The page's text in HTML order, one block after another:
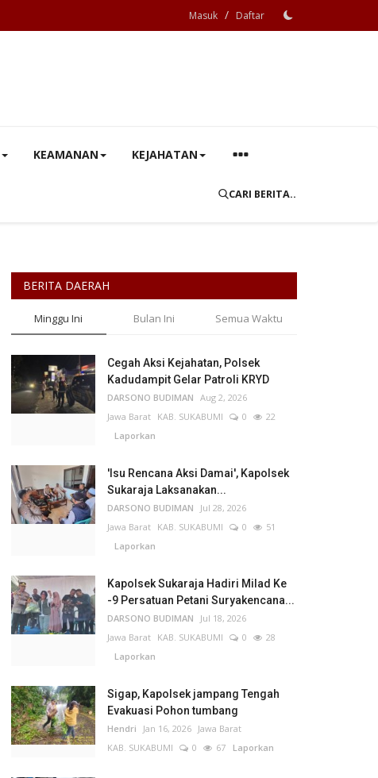
Masuk / Daftar
KEAMANAN KEJAHATAN
CARI BERITA..
BERITA DAERAH
Minggu Ini Bulan Ini Semua Waktu
Cegah Aksi Kejahatan, Polsek
Kadudampit Gelar Patroli KRYD
DARSONO BUDIMAN Aug 2, 2026
Jawa Barat KAB. SUKABUMI 0
22
Laporkan
'Isu Rencana Aksi Damai', Kapolsek
Sukaraja Laksanakan...
DARSONO BUDIMAN
Jul 28, 2026
Jawa Barat KAB. SUKABUMI 0
51
Laporkan
Kapolsek Sukaraja Hadiri Milad Ke
-9 Persatuan Petani Suryakencana...
DARSONO BUDIMAN
Jul 18, 2026
Jawa Barat KAB. SUKABUMI 0
28
Laporkan
Sigap, Kapolsek jampang Tengah
Evakuasi Pohon tumbang
Hendri Jan 16, 2026 Jawa Barat
KAB. SUKABUMI
0 67 Laporkan